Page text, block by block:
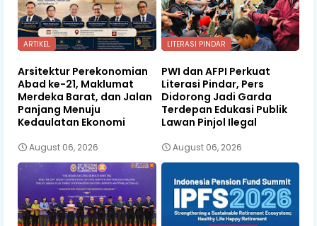
ARTIKEL
Arsitektur Perekonomian
Abad ke-21, Maklumat
Merdeka Barat, dan Jalan
Panjang Menuju
Kedaulatan Ekonomi
August 06, 2026
LITERASI PINDAR
PWI dan AFPI Perkuat
Literasi Pindar, Pers
Didorong Jadi Garda
Terdepan Edukasi Publik
Lawan Pinjol Ilegal
August 06, 2026